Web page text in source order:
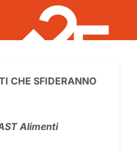
CHE SFIDERANNO
Alimenti